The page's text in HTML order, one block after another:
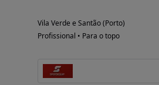
Vila Verde e Santão (Porto)
Profissional • Para o topo